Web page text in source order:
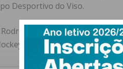
Desportivo do Viso.
Castro, do Casa Pia
Club.